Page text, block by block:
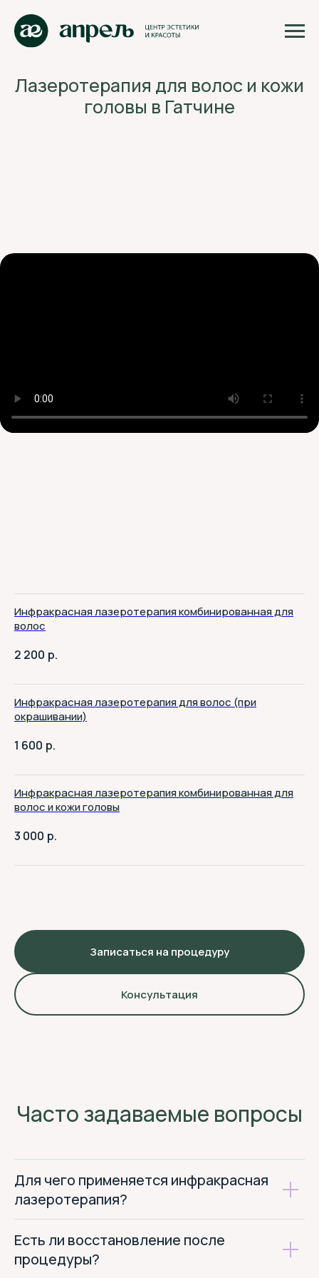
Лазеротерапия для волос и кожи
головы в Гатчине
Инфракрасная лазеротерапия комбинированная для
волос
2 200 р.
Инфракрасная лазеротерапия для волос (при
окрашивании)
1 600 р.
Инфракрасная лазеротерапия комбинированная для
волос и кожи головы
3 000 р.
Записаться на процедуру
Консультация
Часто задаваемые вопросы
Для чего применяется инфракрасная
лазеротерапия?
Есть ли восстановление после
процедуры?
Медицинская лицензия
ОГРН 1154705001450
Политика конфиденциальности
ОГРНИП 304470518400014
Документы